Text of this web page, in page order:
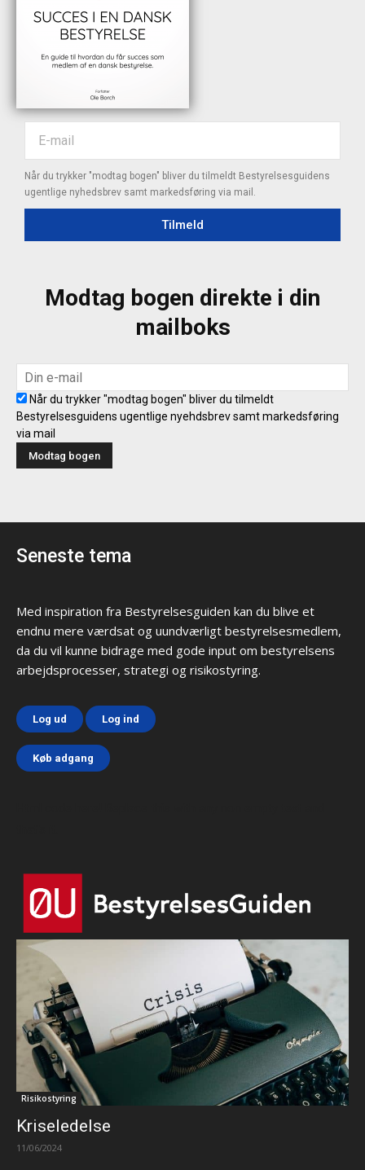
Når du trykker "modtag bogen" bliver du tilmeldt Bestyrelsesguidens
ugentlige nyhedsbrev samt markedsføring via mail.
Tilmeld
Modtag bogen direkte i din
mailboks
Når du trykker "modtag bogen" bliver du tilmeldt
Bestyrelsesguidens ugentlige nyehdsbrev samt markedsføring
via mail
Seneste tema
Med inspiration fra Bestyrelsesguiden kan du blive et
endnu mere værdsat og uundværligt bestyrelsesmedlem,
da du vil kunne bidrage med gode input om bestyrelsens
arbejdsprocesser, strategi og risikostyring.
Log ud Log ind
Køb adgang
Risikostyring
Kriseledelse
11/06/2024